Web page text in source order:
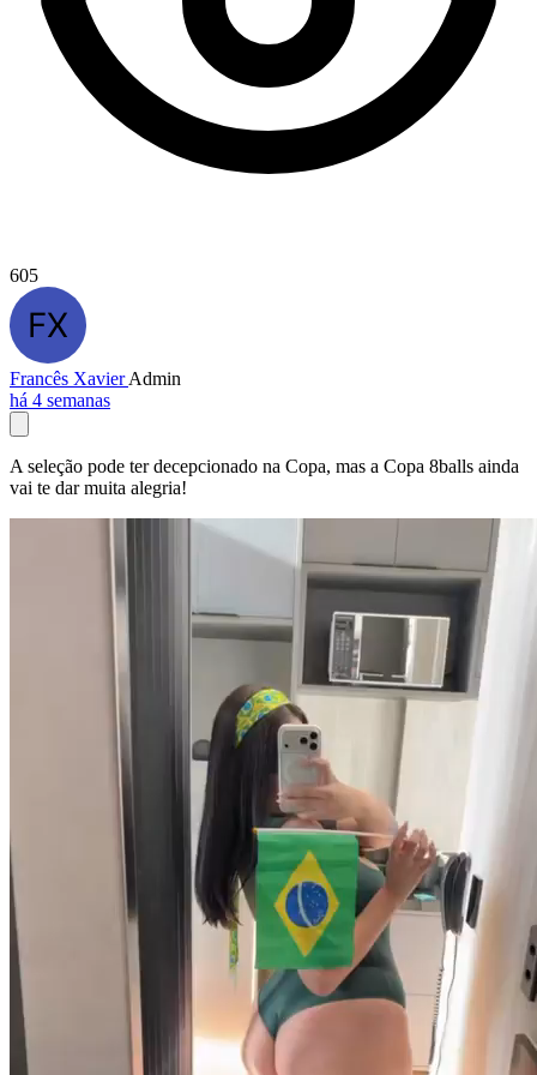
605
Francês XavierAdmin
há 4 semanas
A seleção pode ter decepcionado na Copa, mas a Copa 8balls ainda
vai te dar muita alegria!